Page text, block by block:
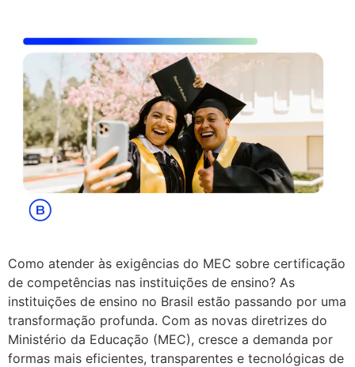
Como atender às exigências do MEC sobre certificação
de competências nas instituições de ensino? As
instituições de ensino no Brasil estão passando por uma
transformação profunda. Com as novas diretrizes do
Ministério da Educação (MEC), cresce a demanda por
formas mais eficientes, transparentes e tecnológicas de